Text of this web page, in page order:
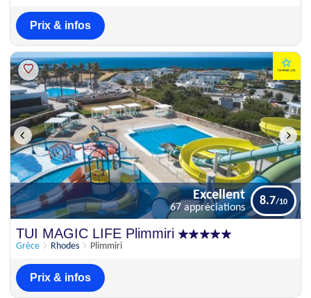
Prix & infos
Excellent
TUI MAGIC LIFE Plimmiri
Grèce Rhodes Plimmiri
Excellent
67 appréciations
8.7
Prix & infos